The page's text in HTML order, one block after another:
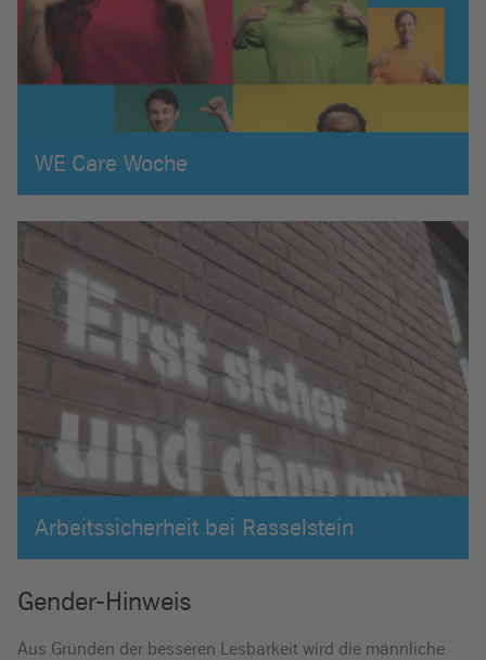
WE Care Woche
Arbeitssicherheit bei Rasselstein
Gender-Hinweis
Aus Gründen der besseren Lesbarkeit wird die männliche